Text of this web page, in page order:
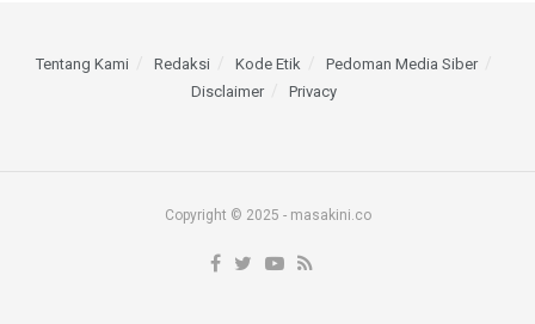
Tentang Kami Redaksi Kode Etik
Pedoman Media Siber
Disclaimer
Privacy
Copyright © 2025 - masakini.co